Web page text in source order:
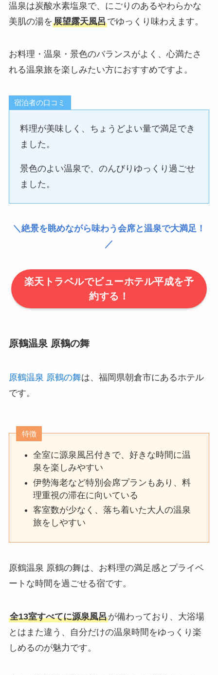
温泉は炭酸水素塩泉で、にごりのあるやわらかな
美肌の湯を展望露天風呂でゆっくり味わえます。
お料理・温泉・景色のバランスがよく、心満たさ
れる温泉旅を楽しみたい方におすすめですよ。
宿泊者の口コミ
料理が美味しく、ちょうどよい量で満足でき
ました。
景色のよい温泉で、のんびりゆっくり過ごせ
ました。
＼絶景を眺めながら味わう会席と温泉で大満足！
／
楽天トラベルでビューホテル平成を予
約する！
原鶴温泉 原鶴の舞
原鶴温泉 原鶴の舞は、福岡県朝倉市にあるホテル
です。
特徴
全室に源泉風呂付きで、好きな時間に温
泉を楽しみやすい
伊勢海老など特別会席プランもあり、料
理重視の滞在に向いている
客室数が少なく、落ち着いた大人の温泉
旅をしやすい
原鶴温泉 原鶴の舞は、お料理の満足感とプライベ
ートな時間を過ごせる宿です。
全13室すべてに源泉風呂が備わっており、大浴場
とはまた違う、自分だけの温泉時間をゆっくり楽
しめるのが魅力です。